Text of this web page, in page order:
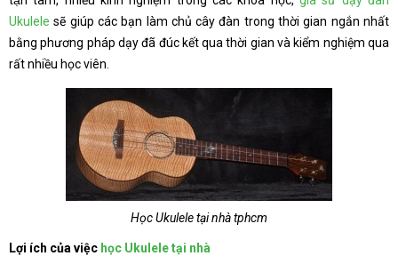
Ukulele sẽ giúp các bạn làm chủ cây đàn trong thời gian ngắn nhất
bằng phương pháp dạy đã đúc kết qua thời gian và kiểm nghiệm qua
rất nhiều học viên.
Học Ukulele tại nhà tphcm
Lợi ích của việc học Ukulele tại nhà